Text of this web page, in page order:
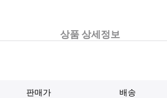
상품 상세정보
판매가 배송